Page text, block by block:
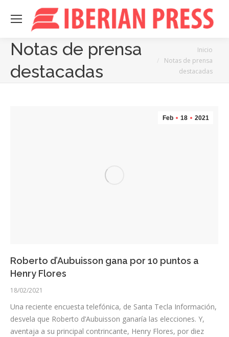
Notas de prensa
destacadas
Inicio
Notas de prensa
destacadas
Feb 18 2021
Roberto d’Aubuisson gana por 10 puntos a
Henry Flores
18/02/2021
Una reciente encuesta telefónica, de Santa Tecla Información,
desvela que Roberto d’Aubuisson ganaría las elecciones. Y,
aventaja a su principal contrincante, Henry Flores, por diez